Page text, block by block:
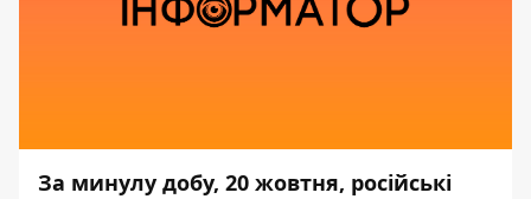
За минулу добу, 20 жовтня, російські